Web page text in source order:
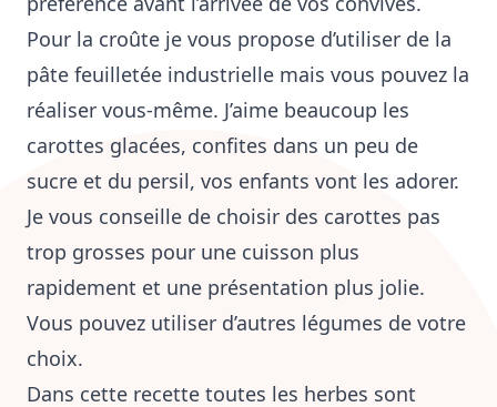
Pour la croûte je vous propose d’utiliser de la
pâte feuilletée industrielle mais vous pouvez la
réaliser vous-même. J’aime beaucoup les
carottes glacées, confites dans un peu de
sucre et du persil, vos enfants vont les adorer.
Je vous conseille de choisir des carottes pas
trop grosses pour une cuisson plus
rapidement et une présentation plus jolie.
Vous pouvez utiliser d’autres légumes de votre
choix.
Dans cette recette toutes les herbes sont